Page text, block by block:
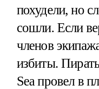
похудели, но
сошли. Если
членов
избиты.
Sea провел в